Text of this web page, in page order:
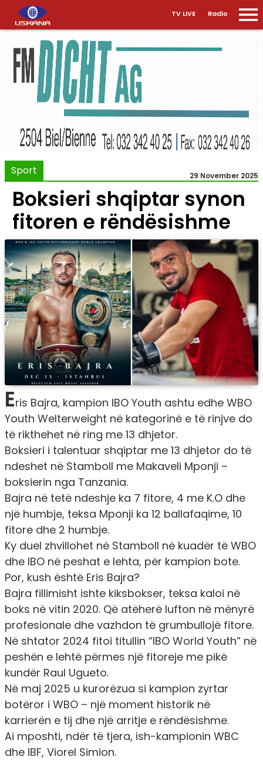
TV LIVE Radio
Sport 29 November 2025
Boksieri shqiptar synon
fitoren e rëndësishme
Eris Bajra, kampion IBO Youth ashtu edhe WBO
Youth Welterweight në kategorinë e të rinjve do
të rikthehet në ring me 13 dhjetor.
Boksieri i talentuar shqiptar me 13 dhjetor do të
ndeshet në Stamboll me Makaveli Mponji –
boksierin nga Tanzania.
Bajra në tetë ndeshje ka 7 fitore, 4 me K.O dhe
një humbje, teksa Mponji ka 12 ballafaqime, 10
fitore dhe 2 humbje.
Ky duel zhvillohet në Stamboll në kuadër të WBO
dhe IBO në peshat e lehta, për kampion bote.
Por, kush është Eris Bajra?
Bajra fillimisht ishte kiksbokser, teksa kaloi në
boks në vitin 2020. Që atëherë lufton në mënyrë
profesionale dhe vazhdon të grumbullojë fitore.
Në shtator 2024 fitoi titullin “IBO World Youth” në
peshën e lehtë përmes një fitoreje me pikë
kundër Raul Ugueto.
Në maj 2025 u kurorëzua si kampion zyrtar
botëror i WBO – një moment historik në
karrierën e tij dhe një arritje e rëndësishme.
Ai mposhti, ndër të tjera, ish-kampionin WBC
dhe IBF, Viorel Simion.